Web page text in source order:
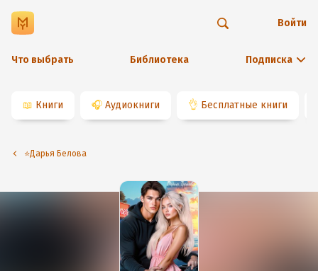
Что выбрать Библиотека Подписка
Войти
📖 Книги 🎧 Аудиокниги 👌 Бесплатные книги
⭐️Дарья Белова